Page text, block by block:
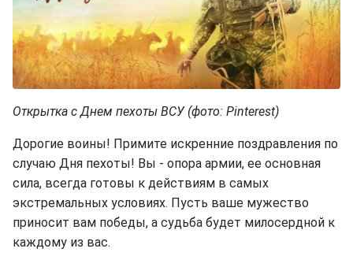
Открытка с Днем пехоты ВСУ (фото: Pinterest)
Дорогие воины! Примите искренние поздравления по
случаю Дня пехоты! Вы - опора армии, ее основная
сила, всегда готовы к действиям в самых
экстремальных условиях. Пусть ваше мужество
приносит вам победы, а судьба будет милосердной к
каждому из вас.